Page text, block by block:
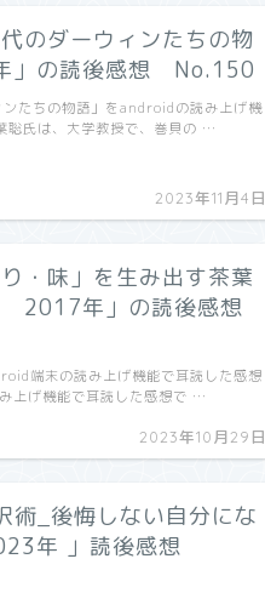
のダーウィンたちの物
の読後感想 No.150
2023年11月4日
たちの物語」をandroidの読み上げ機
聡氏は、大学教授で、巻貝の …
・味」を生み出す茶葉
2017年」の読後感想
2023年10月29日
端末の読み上げ機能で耳読した感想
上げ機能で耳読した感想で …
術_後悔しない自分にな
年 」読後感想